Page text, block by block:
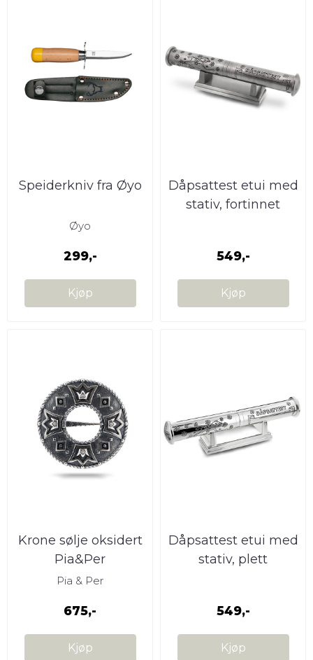
Speiderkniv fra Øyo
Øyo
299,-
Kjøp
Dåpsattest etui med
stativ, fortinnet
549,-
Kjøp
Krone sølje oksidert
Pia&Per
Pia & Per
675,-
Kjøp
Dåpsattest etui med
stativ, plett
549,-
Kjøp